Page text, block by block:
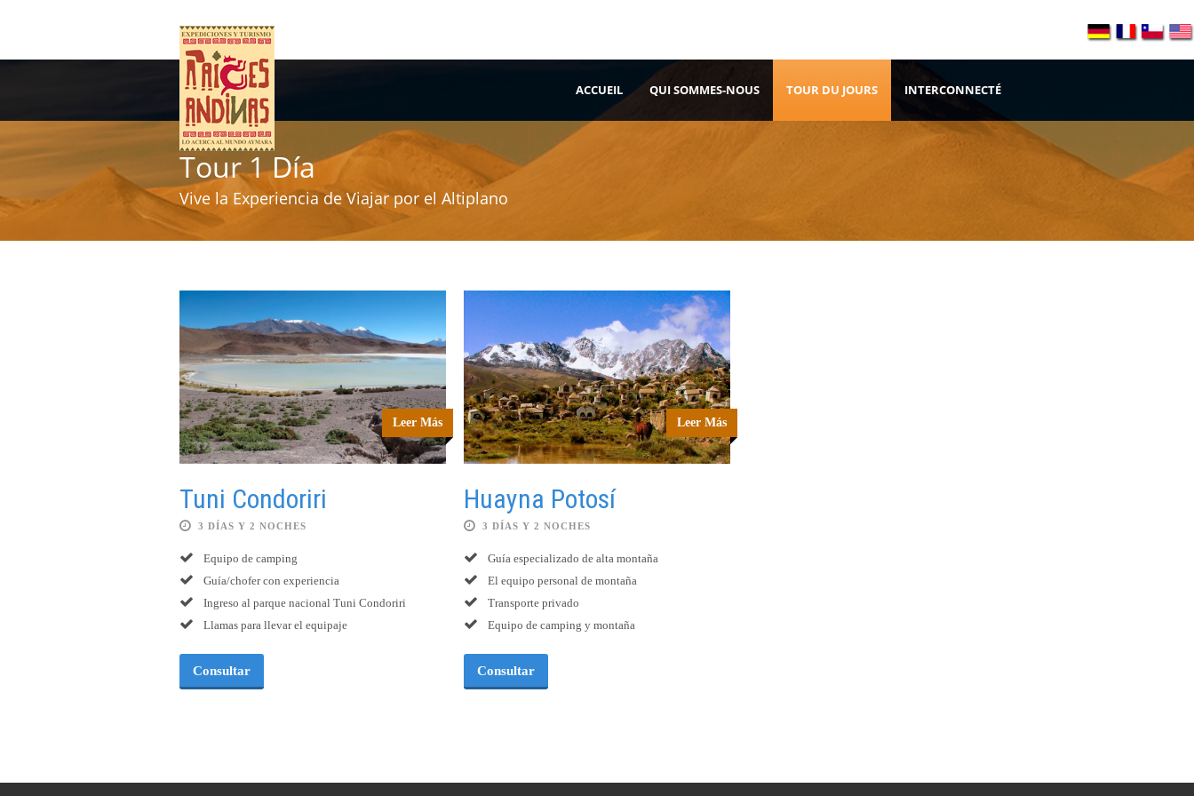
ACCUEIL QUI SOMMES-NOUS TOUR DU JOURS INTERCONNECTÉ
Tour 1 Día
Vive la Experiencia de Viajar por el Altiplano
Leer Más
Tuni Condoriri
3 DÍAS Y 2 NOCHES
Equipo de camping
Guía/chofer con experiencia
Ingreso al parque nacional Tuni Condoriri
Llamas para llevar el equipaje
Consultar
Leer Más
Huayna Potosí
3 DÍAS Y 2 NOCHES
Guía especializado de alta montaña
El equipo personal de montaña
Transporte privado
Equipo de camping y montaña
Consultar